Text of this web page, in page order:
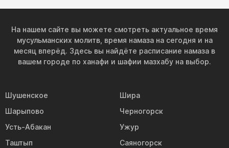
На нашем сайте вы можете смотреть актуальное время
мусульманских молитв, время намаза на сегодня и на
месяц вперёд. Здесь вы найдёте расписание намаза в
вашем городе по ханафи и шафии мазхабу на выбор.
Шушенское
Шира
Шарыпово
Черногорск
Усть-Абакан
Ужур
Таштып
Саяногорск